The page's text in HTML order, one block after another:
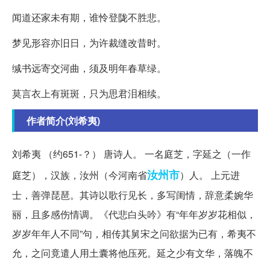
闻道还家未有期，谁怜登陇不胜悲。
梦见形容亦旧日，为许裁缝改昔时。
缄书远寄交河曲，须及明年春草绿。
莫言衣上有斑斑，只为思君泪相续。
作者简介(刘希夷)
刘希夷 （约651-？） 唐诗人。 一名庭芝，字延之（一作
庭芝），汉族，汝州（今河南省汝州市）人。 上元进
士，善弹琵琶。其诗以歌行见长，多写闺情，辞意柔婉华
丽，且多感伤情调。《代悲白头吟》有“年年岁岁花相似，
岁岁年年人不同”句，相传其舅宋之问欲据为已有，希夷不
允，之问竟遣人用土囊将他压死。延之少有文华，落魄不